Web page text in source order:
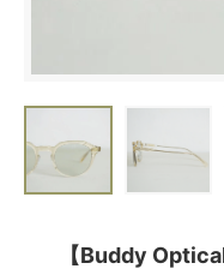
【Buddy